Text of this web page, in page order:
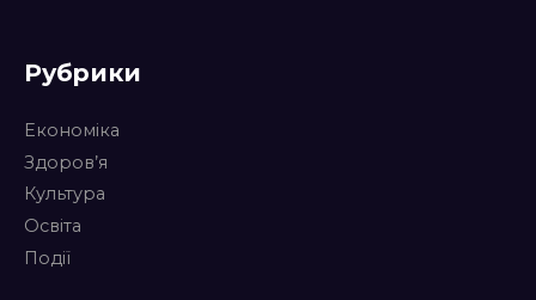
Рубрики
Економіка
Здоров’я
Культура
Освіта
Події